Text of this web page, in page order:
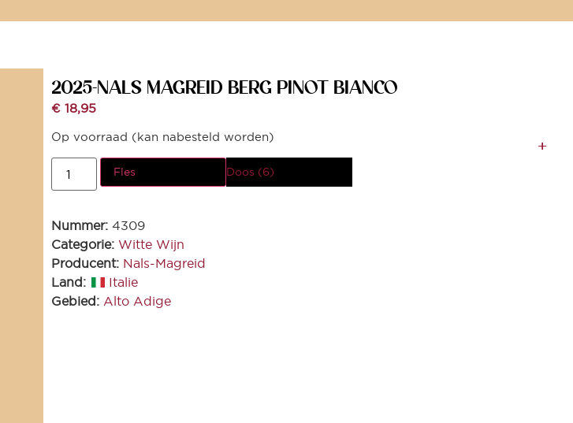
2025-NALS MAGREID BERG PINOT BIANCO
€ 18,95
Op voorraad (kan nabesteld worden)
Fles Doos (6)
Nummer: 4309
Categorie: Witte Wijn
Producent: Nals-Magreid
Land:
Italie
Gebied: Alto Adige